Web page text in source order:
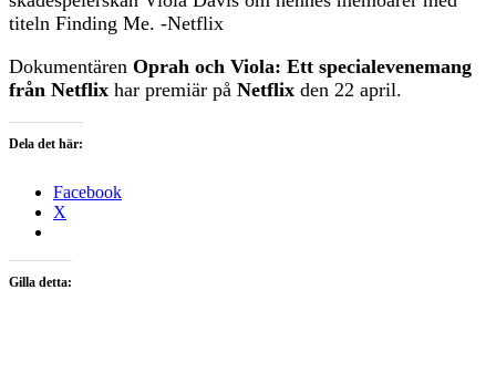
titeln Finding Me. -Netflix
Dokumentären Oprah och Viola: Ett specialevenemang
från Netflix har premiär på Netflix den 22 april.
Dela det här:
Facebook
X
Gilla detta: